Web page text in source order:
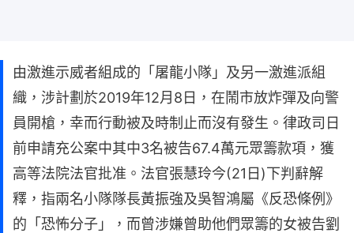
由激進示威者組成的「屠龍小隊」及另一激進派組
織，涉計劃於2019年12月8日，在鬧市放炸彈及向警
員開槍，幸而行動被及時制止而沒有發生。律政司日
前申請充公案中其中3名被告67.4萬元眾籌款項，獲
高等法院法官批准。法官張慧玲今(21日)下判辭解
釋，指兩名小隊隊長黃振強及吳智鴻屬《反恐條例》
的「恐怖分子」，而曾涉嫌曾助他們眾籌的女被告劉